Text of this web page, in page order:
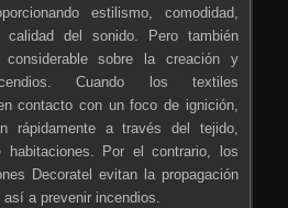
estilismo, comodidad,
del sonido. Pero también
considerable sobre la creación y
Cuando los textiles
contacto con un foco de ignición,
rápidamente a través del tejido,
habitaciones. Por el contrario, los
Decoratel evitan la propagación
a prevenir incendios.